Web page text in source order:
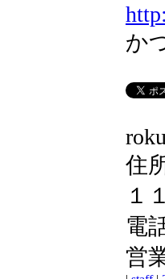
か
住
１
電
営